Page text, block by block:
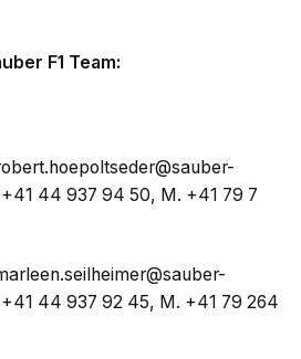
F1 Team:
44 937 94 50, M. +41 79 7
44 937 92 45, M. +41 79 264